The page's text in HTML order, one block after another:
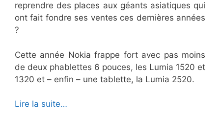
reprendre des places aux géants asiatiques qui
ont fait fondre ses ventes ces dernières années
?
Cette année Nokia frappe fort avec pas moins
de deux phablettes 6 pouces, les Lumia 1520 et
1320 et – enfin – une tablette, la Lumia 2520.
Lire la suite…